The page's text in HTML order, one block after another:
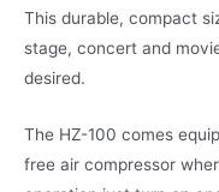
This durable, compact
stage, concert and
desired.
The HZ-100 comes
free air compressor